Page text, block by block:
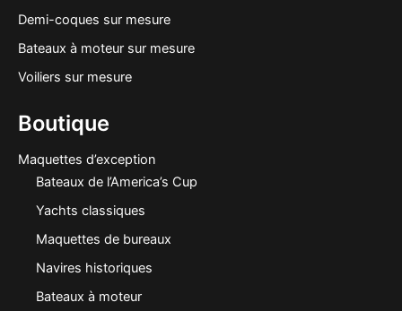
Demi-coques sur mesure
Bateaux à moteur sur mesure
Voiliers sur mesure
Boutique
Maquettes d’exception
Bateaux de l’America’s Cup
Yachts classiques
Maquettes de bureaux
Navires historiques
Bateaux à moteur